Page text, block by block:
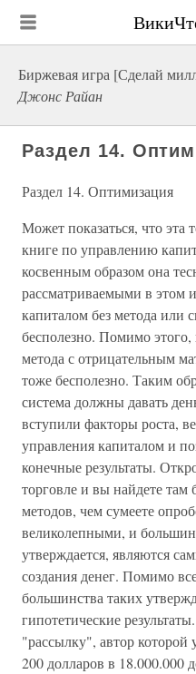
Биржевая игра [Сделай
Джонс Райан
Раздел 14.
Раздел 14. Оптимизация
Может показаться, что эта
книге по управлению
косвенным образом она
рассматриваемыми в этом
капиталом без метода или
бесполезно. Помимо этого,
метода с отрицательным
тоже бесполезно. Таким
система должны давать
вступили факторы роста,
управления капиталом и
конечные результаты.
торговле и вы найдете
методов, чем сумеете
великолепными, и
утверждается, являются
создания денег. Помимо
большинства таких
гипотетические
"рассылку", автор которой
200 долларов в 18.000.000